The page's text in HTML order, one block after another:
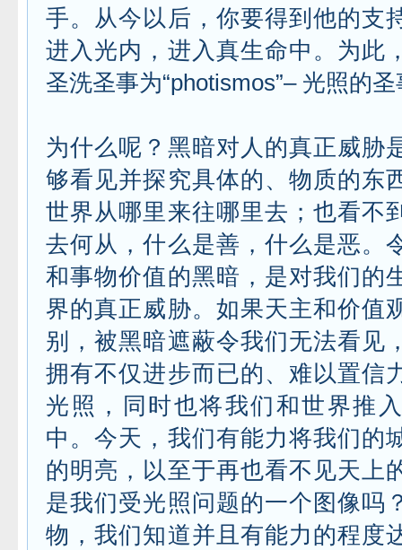
手。从今以后，你要得到他的支
进入光内，进入真生命中。为此
圣洗圣事为“photismos”– 光照的
为什么呢？黑暗对人的真正威胁
够看见并探究具体的、物质的东
世界从哪里来往哪里去；也看不
去何从，什么是善，什么是恶。
和事物价值的黑暗，是对我们的
界的真正威胁。如果天主和价值
别，被黑暗遮蔽令我们无法看见
拥有不仅进步而已的、难以置信
光照，同时也将我们和世界推
中。今天，我们有能力将我们的
的明亮，以至于再也看不见天上
是我们受光照问题的一个图像吗
物，我们知道并且有能力的程度